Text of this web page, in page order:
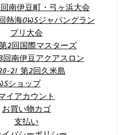
南伊豆町・弓ヶ浜大会
熱海OWSジャパングラン
プリ大会
2回国際マスターズ
回南伊豆アクアスロン
21 第2回久米島
ショップ
イアカウント
お買い物カゴ
支払い